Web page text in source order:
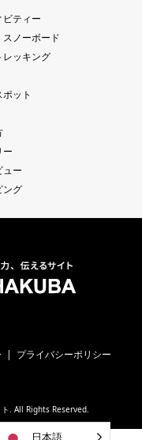
ビティー
スノーボード
レッキング
ット
ー
ュー
ング
プライバシーポリシー
. All Rights Reserved.
日本語